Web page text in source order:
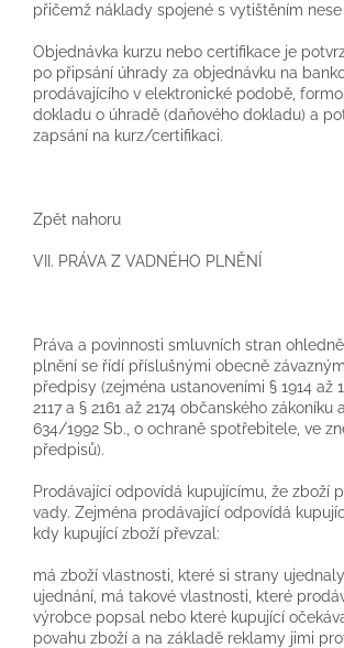
přičemž náklady spojené s vytištěním
Objednávka kurzu nebo certifikace je
po připsání úhrady za objednávku na
prodávajícího v elektronické podobě,
dokladu o úhradě (daňového dokladu) a
zapsání na kurz/certifikaci.
Zpět nahoru
VII. PRÁVA Z VADNÉHO PLNĚNÍ
Práva a povinnosti smluvních stran
plnění se řídí příslušnými obecně
předpisy (zejména ustanoveními § 1914 až
2117 a § 2161 až 2174 občanského zákoníku
634/1992 Sb., o ochraně spotřebitele, ve
předpisů).
Prodávající odpovídá kupujícímu, že zboží
vady. Zejména prodávající odpovídá
kdy kupující zboží převzal:
má zboží vlastnosti, které si strany
ujednání, má takové vlastnosti, které
výrobce popsal nebo které kupující
povahu zboží a na základě reklamy jimi